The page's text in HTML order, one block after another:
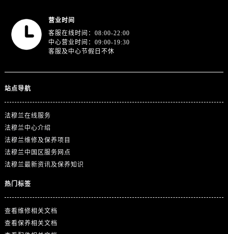
营业时间
客服在线时间：08:00-22:00
中心营业时间：09:00-19:30
客服及中心节假日不休
站点导航
法穆兰在线服务
法穆兰中心介绍
法穆兰维修及保养项目
法穆兰中国区服务网点
法穆兰最新资讯及保养知识
热门标签
查看维修相关文档
查看保养相关文档